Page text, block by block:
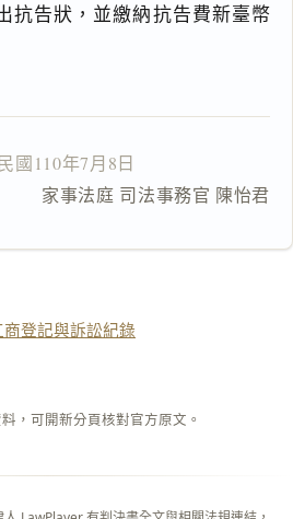
抗告狀，並繳納抗告費新臺幣
國110年7月8日
家事法庭 司法事務官 陳怡君
登記與訴訟紀錄
，可開新分頁核對官方原文。
一
全